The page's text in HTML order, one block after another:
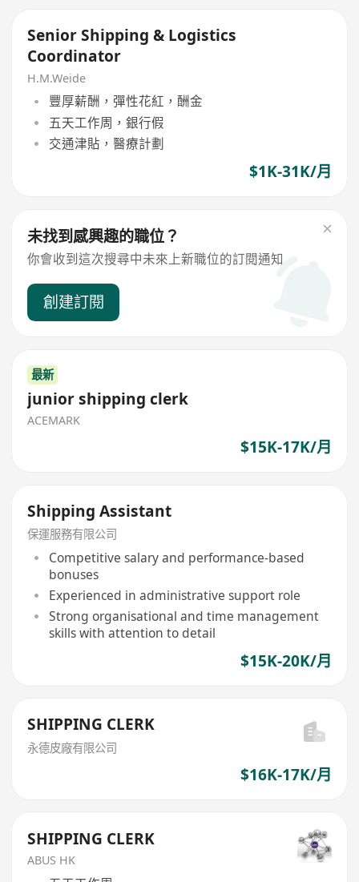
Senior Shipping & Logistics
Coordinator
H.M.Weide
豐厚薪酬，彈性花紅，酬金
五天工作周，銀行假
交通津貼，醫療計劃
$1K-31K/月
未找到感興趣的職位？
你會收到這次搜尋中未來上新職位的訂閱通知
創建訂閱
最新
junior shipping clerk
ACEMARK
$15K-17K/月
Shipping Assistant
保運服務有限公司
Competitive salary and performance-based
bonuses
Experienced in administrative support role
Strong organisational and time management
skills with attention to detail
$15K-20K/月
SHIPPING CLERK
永德皮廠有限公司
$16K-17K/月
SHIPPING CLERK
ABUS HK